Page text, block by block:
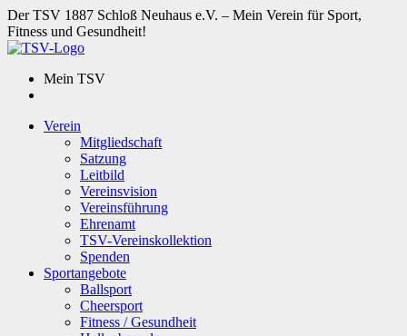
Der TSV 1887 Schloß Neuhaus e.V. – Mein Verein für Sport,
Fitness und Gesundheit!
Mein TSV
Verein
Mitgliedschaft
Satzung
Leitbild
Vereinsvision
Vereinsführung
Ehrenamt
TSV-Vereinskollektion
Spenden
Sportangebote
Ballsport
Cheersport
Fitness / Gesundheit